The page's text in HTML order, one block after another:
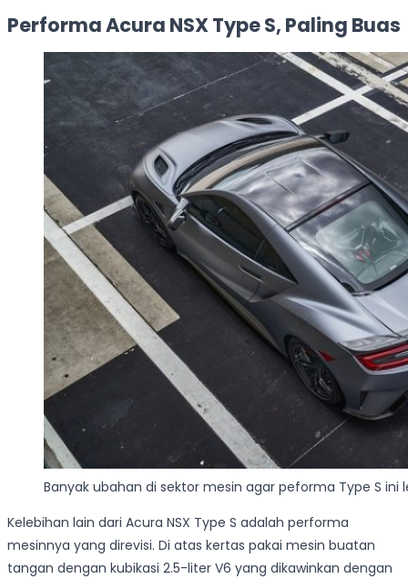
Performa Acura NSX Type S, Paling Buas
Banyak ubahan di sektor mesin agar peforma Type S ini
Kelebihan lain dari Acura NSX Type S adalah performa
mesinnya yang direvisi. Di atas kertas pakai mesin buatan
tangan dengan kubikasi 2.5-liter V6 yang dikawinkan dengan